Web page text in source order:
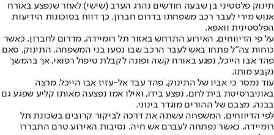
תינוק פלסטיני בן שבעה חודשים נהרג הערב (שישי) לאחר שנפצע באורח
אנוש מירי לעבר רכב משפחתו בדרום חברון. כך דווח בסוכונות הידיעות
הפלסטינית וואפא.
על פי הדיווחים, האירוע התרחש באזור תל רומיידה, מדרום לחברון, כאשר
כוחות צה"ל פתחו באש לעבר הרכב שבו נסעו בני המשפחה. התינוק, סאם
פהד אבו הייכל, נפגע באורח קשה ופונה לקבלת טיפול רפואי, אך בהמשך
נקבע מותו.
עוד נמסר כי אביו של התינוק, פהד עבד אל-עזיז אבו הייכל, מרצה
באוניברסיטת בית לחם, נפצע בידו, ואילו אמו נפצעה מאותו קליע שפגע גם
בבנה. מצבם של ההורים מוגדר בינוני.
לפי הדיווחים, המשפחה עשתה את דרכה לביקור קרובים בשכונת תל
רומיידה, כאשר נפתחה לעברם אש חיה. נסיבות האירוע טרם התבררו